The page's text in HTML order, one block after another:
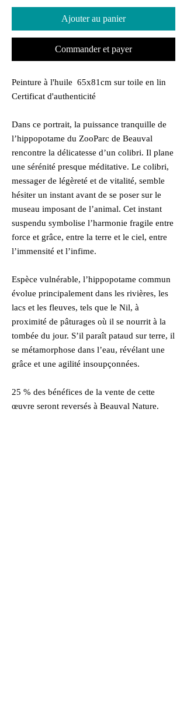
Ajouter au panier
Commander et payer
Peinture à l'huile 65x81cm sur toile en lin
Certificat d'authenticité
Dans ce portrait, la puissance tranquille de
l’hippopotame du ZooParc de Beauval
rencontre la délicatesse d’un colibri. Il plane
une sérénité presque méditative. Le colibri,
messager de légèreté et de vitalité, semble
hésiter un instant avant de se poser sur le
museau imposant de l’animal. Cet instant
suspendu symbolise l’harmonie fragile entre
force et grâce, entre la terre et le ciel, entre
l’immensité et l’infime.
Espèce vulnérable, l’hippopotame commun
évolue principalement dans les rivières, les
lacs et les fleuves, tels que le Nil, à
proximité de pâturages où il se nourrit à la
tombée du jour. S’il paraît pataud sur terre, il
se métamorphose dans l’eau, révélant une
grâce et une agilité insoupçonnées.
25 % des bénéfices de la vente de cette
œuvre seront reversés à Beauval Nature.